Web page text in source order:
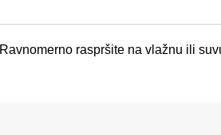
Ravnomerno raspršite na vlažnu ili